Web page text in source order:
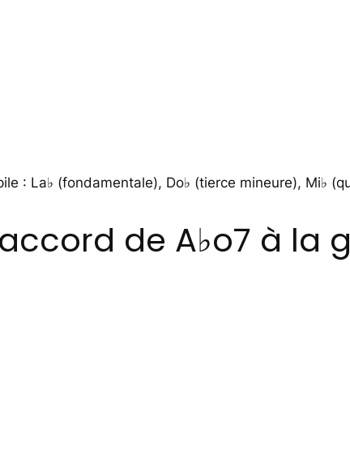
: La♭ (fondamentale), Do♭ (tierce mineure), Mi♭
de A♭o7 à la